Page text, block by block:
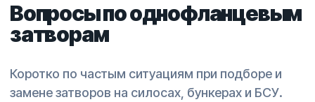
Вопросы по однофланцевым
затворам
Коротко по частым ситуациям при подборе и
замене затворов на силосах, бункерах и БСУ.